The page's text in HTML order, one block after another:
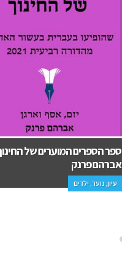
מח(י)לה – פז ארבל בייקר
סיפורת עברית, פנאי, רוחניות ועידן חדש, עיון,
ספרי ביכורים